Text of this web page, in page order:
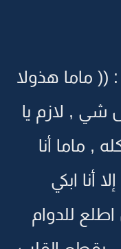
ماما هذولا
شي , لازم يا
, ماما أنا
أنا ابكي
للدوام